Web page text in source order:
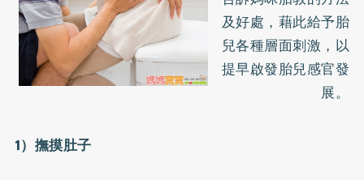
及好處，藉此給予胎
兒各種層面刺激，以
提早啟發胎兒感官發
展。
1）撫摸肚子